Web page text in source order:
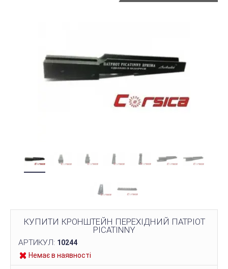
КУПИТИ КРОНШТЕЙН ПЕРЕХІДНИЙ ПАТРІОТ
PICATINNY
АРТИКУЛ: 10244
Немає в наявності